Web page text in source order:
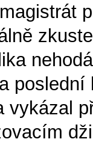
poslední
vykázal